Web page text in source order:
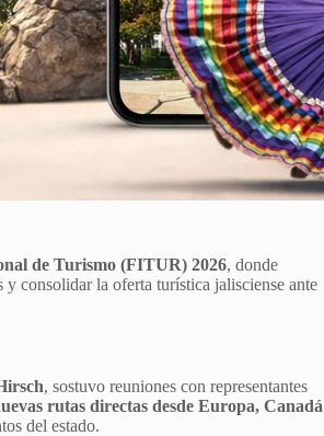
de Turismo (FITUR) 2026, donde
y consolidar la oferta turística jalisciense ante
, sostuvo reuniones con representantes
rutas directas desde Europa, Canadá
del estado.